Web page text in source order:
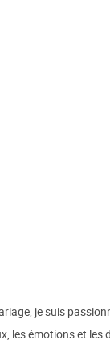
je suis
les émotions et